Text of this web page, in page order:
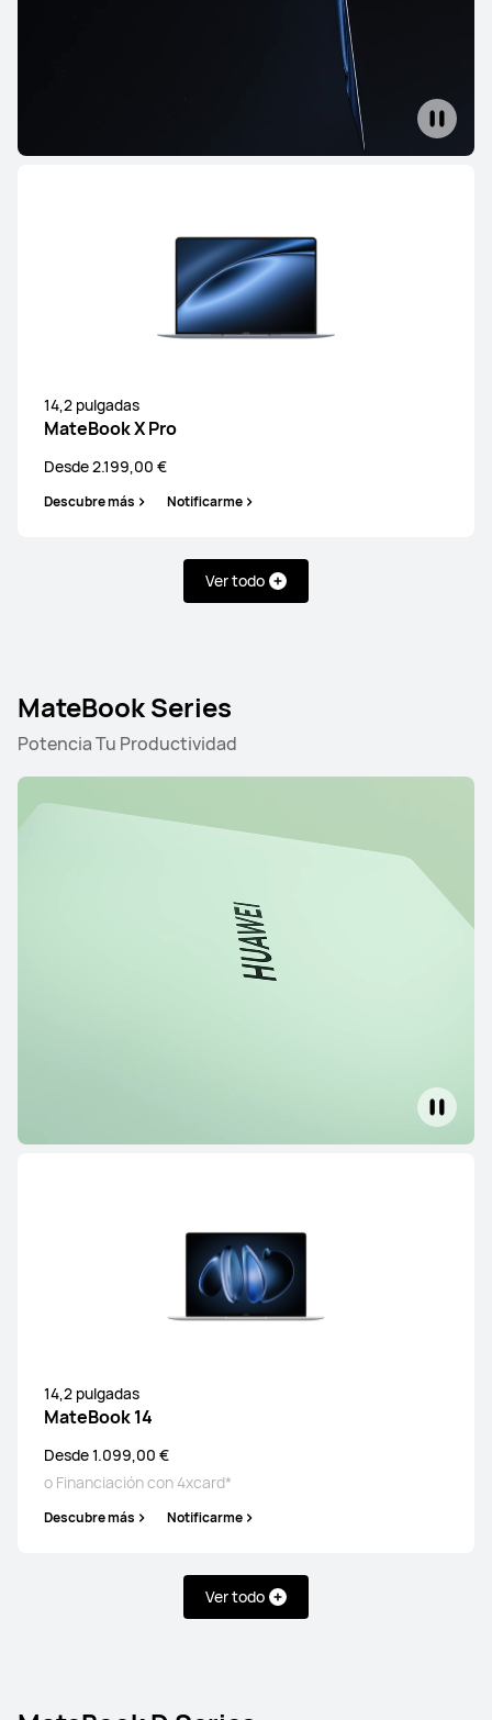
14,2 pulgadas
MateBook X Pro
Desde 2.199,00 €
Descubre más Notificarme
Ver todo
MateBook Series
Potencia Tu Productividad
14,2 pulgadas
MateBook 14
Desde 1.099,00 €
o Financiación con 4xcard*
Descubre más Notificarme
Ver todo